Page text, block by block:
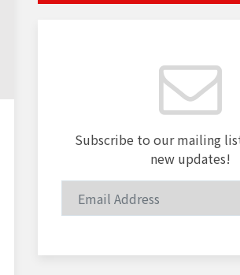
Subscribe to our mailing
new updates!